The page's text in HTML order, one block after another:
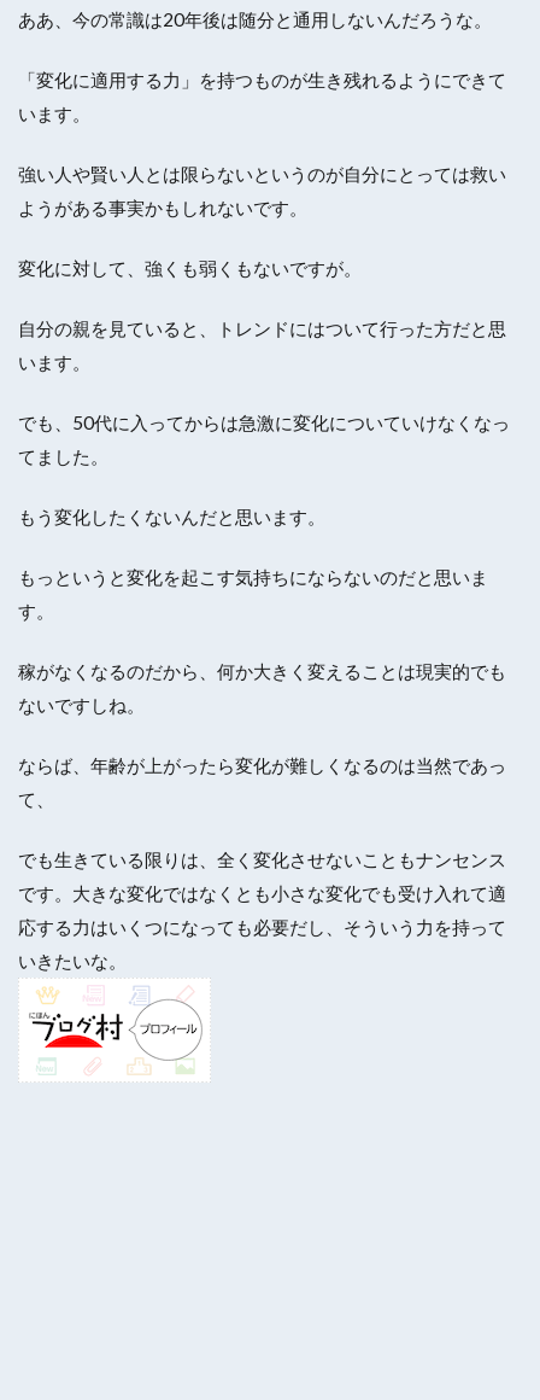
ああ、今の常識は20年後は随分と通用しないんだろうな。
「変化に適用する力」を持つものが生き残れるようにできて
います。
強い人や賢い人とは限らないというのが自分にとっては救い
ようがある事実かもしれないです。
変化に対して、強くも弱くもないですが。
自分の親を見ていると、トレンドにはついて行った方だと思
います。
でも、50代に入ってからは急激に変化についていけなくなっ
てました。
もう変化したくないんだと思います。
もっというと変化を起こす気持ちにならないのだと思いま
す。
稼がなくなるのだから、何か大きく変えることは現実的でも
ないですしね。
ならば、年齢が上がったら変化が難しくなるのは当然であっ
て、
でも生きている限りは、全く変化させないこともナンセンス
です。大きな変化ではなくとも小さな変化でも受け入れて適
応する力はいくつになっても必要だし、そういう力を持って
いきたいな。